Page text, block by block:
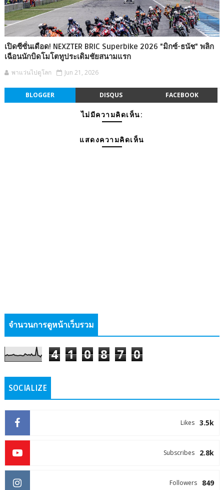
เปิดซีซั่นเดือด! NEXZTER BRIC Superbike 2026 "มิกซ์-ธนัช" พลิก
เฉือนนักบิดโมโตทูประเดิมชัยสนามแรก
พาแว่นไปดูโลก Jun 21, 2026
BLOGGER DISQUS FACEBOOK
ไม่มีความคิดเห็น:
แสดงความคิดเห็น
จำนวนการดูหน้าเว็บรวม
4 1 0 8 7 0
SOCIALIZE
3.5k
Likes
2.8k
Subscribes
849
Followers